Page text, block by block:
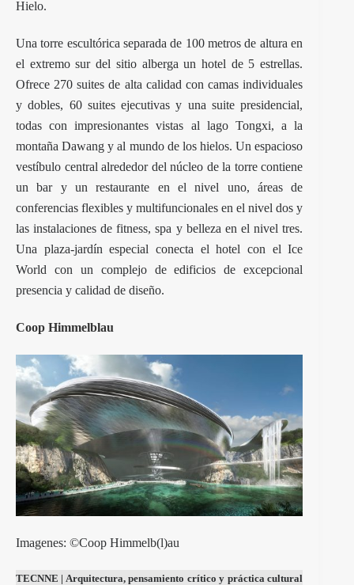
Hielo.
Una torre escultórica separada de 100 metros de altura en
el extremo sur del sitio alberga un hotel de 5 estrellas.
Ofrece 270 suites de alta calidad con camas individuales
y dobles, 60 suites ejecutivas y una suite presidencial,
todas con impresionantes vistas al lago Tongxi, a la
montaña Dawang y al mundo de los hielos. Un espacioso
vestíbulo central alrededor del núcleo de la torre contiene
un bar y un restaurante en el nivel uno, áreas de
conferencias flexibles y multifuncionales en el nivel dos y
las instalaciones de fitness, spa y belleza en el nivel tres.
Una plaza-jardín especial conecta el hotel con el Ice
World con un complejo de edificios de excepcional
presencia y calidad de diseño.
Coop Himmelblau
Imagenes: ©Coop Himmelb(l)au
TECNNE | Arquitectura, pensamiento crítico y práctica cultural